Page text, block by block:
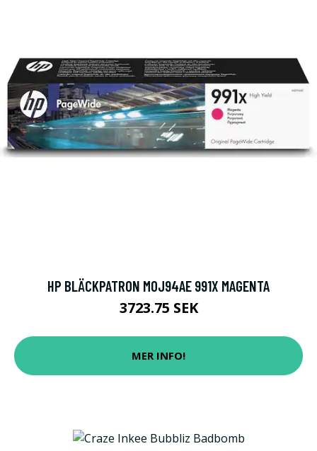
HP BLÄCKPATRON M0J94AE 991X MAGENTA
3723.75 SEK
MER INFO!